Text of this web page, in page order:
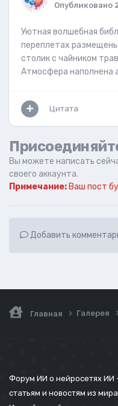
Опубликовано
Уютная волшебная
переплетах
столик с чайником
Атмосфера наполнена
Цитата
Вы можете написать
своего аккаунта.
Примечание: Ваш пост
Добавить
Главная Галерея
Форум ИИ о нейросетях ИИ
статьям и новостям из